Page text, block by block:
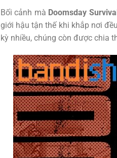
Bối cảnh mà Doomsday Survival
giới hậu tận thế khi khắp nơi
kỳ nhiều, chúng còn được chia